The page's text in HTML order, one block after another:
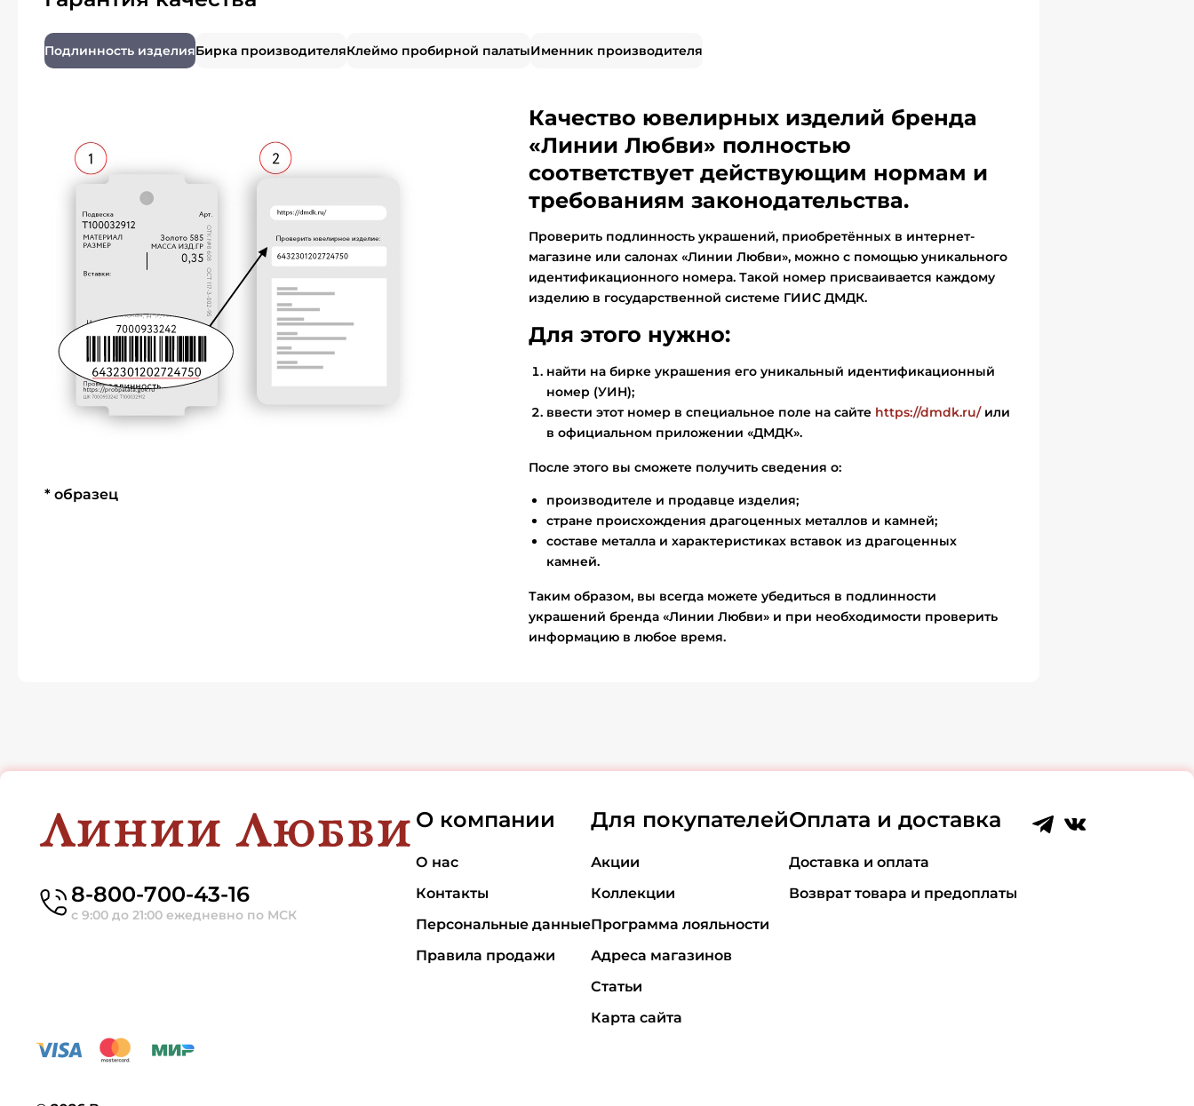
Подлинность изделияБирка производителяКлеймо пробирной палатыИменник производителя
* образец
Качество ювелирных изделий бренда
«Линии Любви» полностью
соответствует действующим нормам и
требованиям законодательства.
Проверить подлинность украшений, приобретённых в интернет-
магазине или салонах «Линии Любви», можно с помощью уникального
идентификационного номера. Такой номер присваивается каждому
изделию в государственной системе ГИИС ДМДК.
Для этого нужно:
найти на бирке украшения его уникальный идентификационный
номер (УИН);
ввести этот номер в специальное поле на сайте https://dmdk.ru/или
в официальном приложении «ДМДК».
После этого вы сможете получить сведения о:
производителе и продавце изделия;
стране происхождения драгоценных металлов и камней;
составе металла и характеристиках вставок из драгоценных
камней.
Таким образом, вы всегда можете убедиться в подлинности
украшений бренда «Линии Любви» и при необходимости проверить
информацию в любое время.
8-800-700-43-16
с 9:00 до 21:00 ежедневно по МСК
О компании
О нас
Контакты
Персональные данные
Правила продажи
Для покупателей
Акции
Коллекции
Программа лояльности
Адреса магазинов
Статьи
Карта сайта
Оплата и доставка
Доставка и оплата
Возврат товара и предоплаты